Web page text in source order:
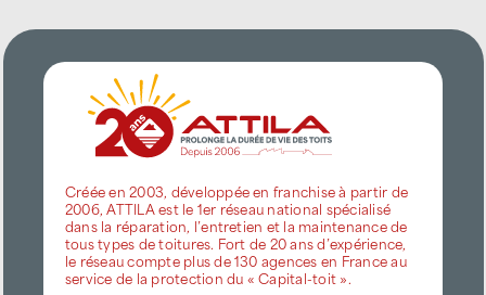
Créée en 2003, développée en franchise à partir de
2006, ATTILA est le 1er réseau national spécialisé
dans la réparation, l’entretien et la maintenance de
tous types de toitures. Fort de 20 ans d’expérience,
le réseau compte plus de 130 agences en France au
service de la protection du « Capital-toit ».